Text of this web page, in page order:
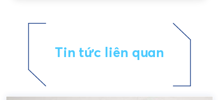
Tin tức liên quan